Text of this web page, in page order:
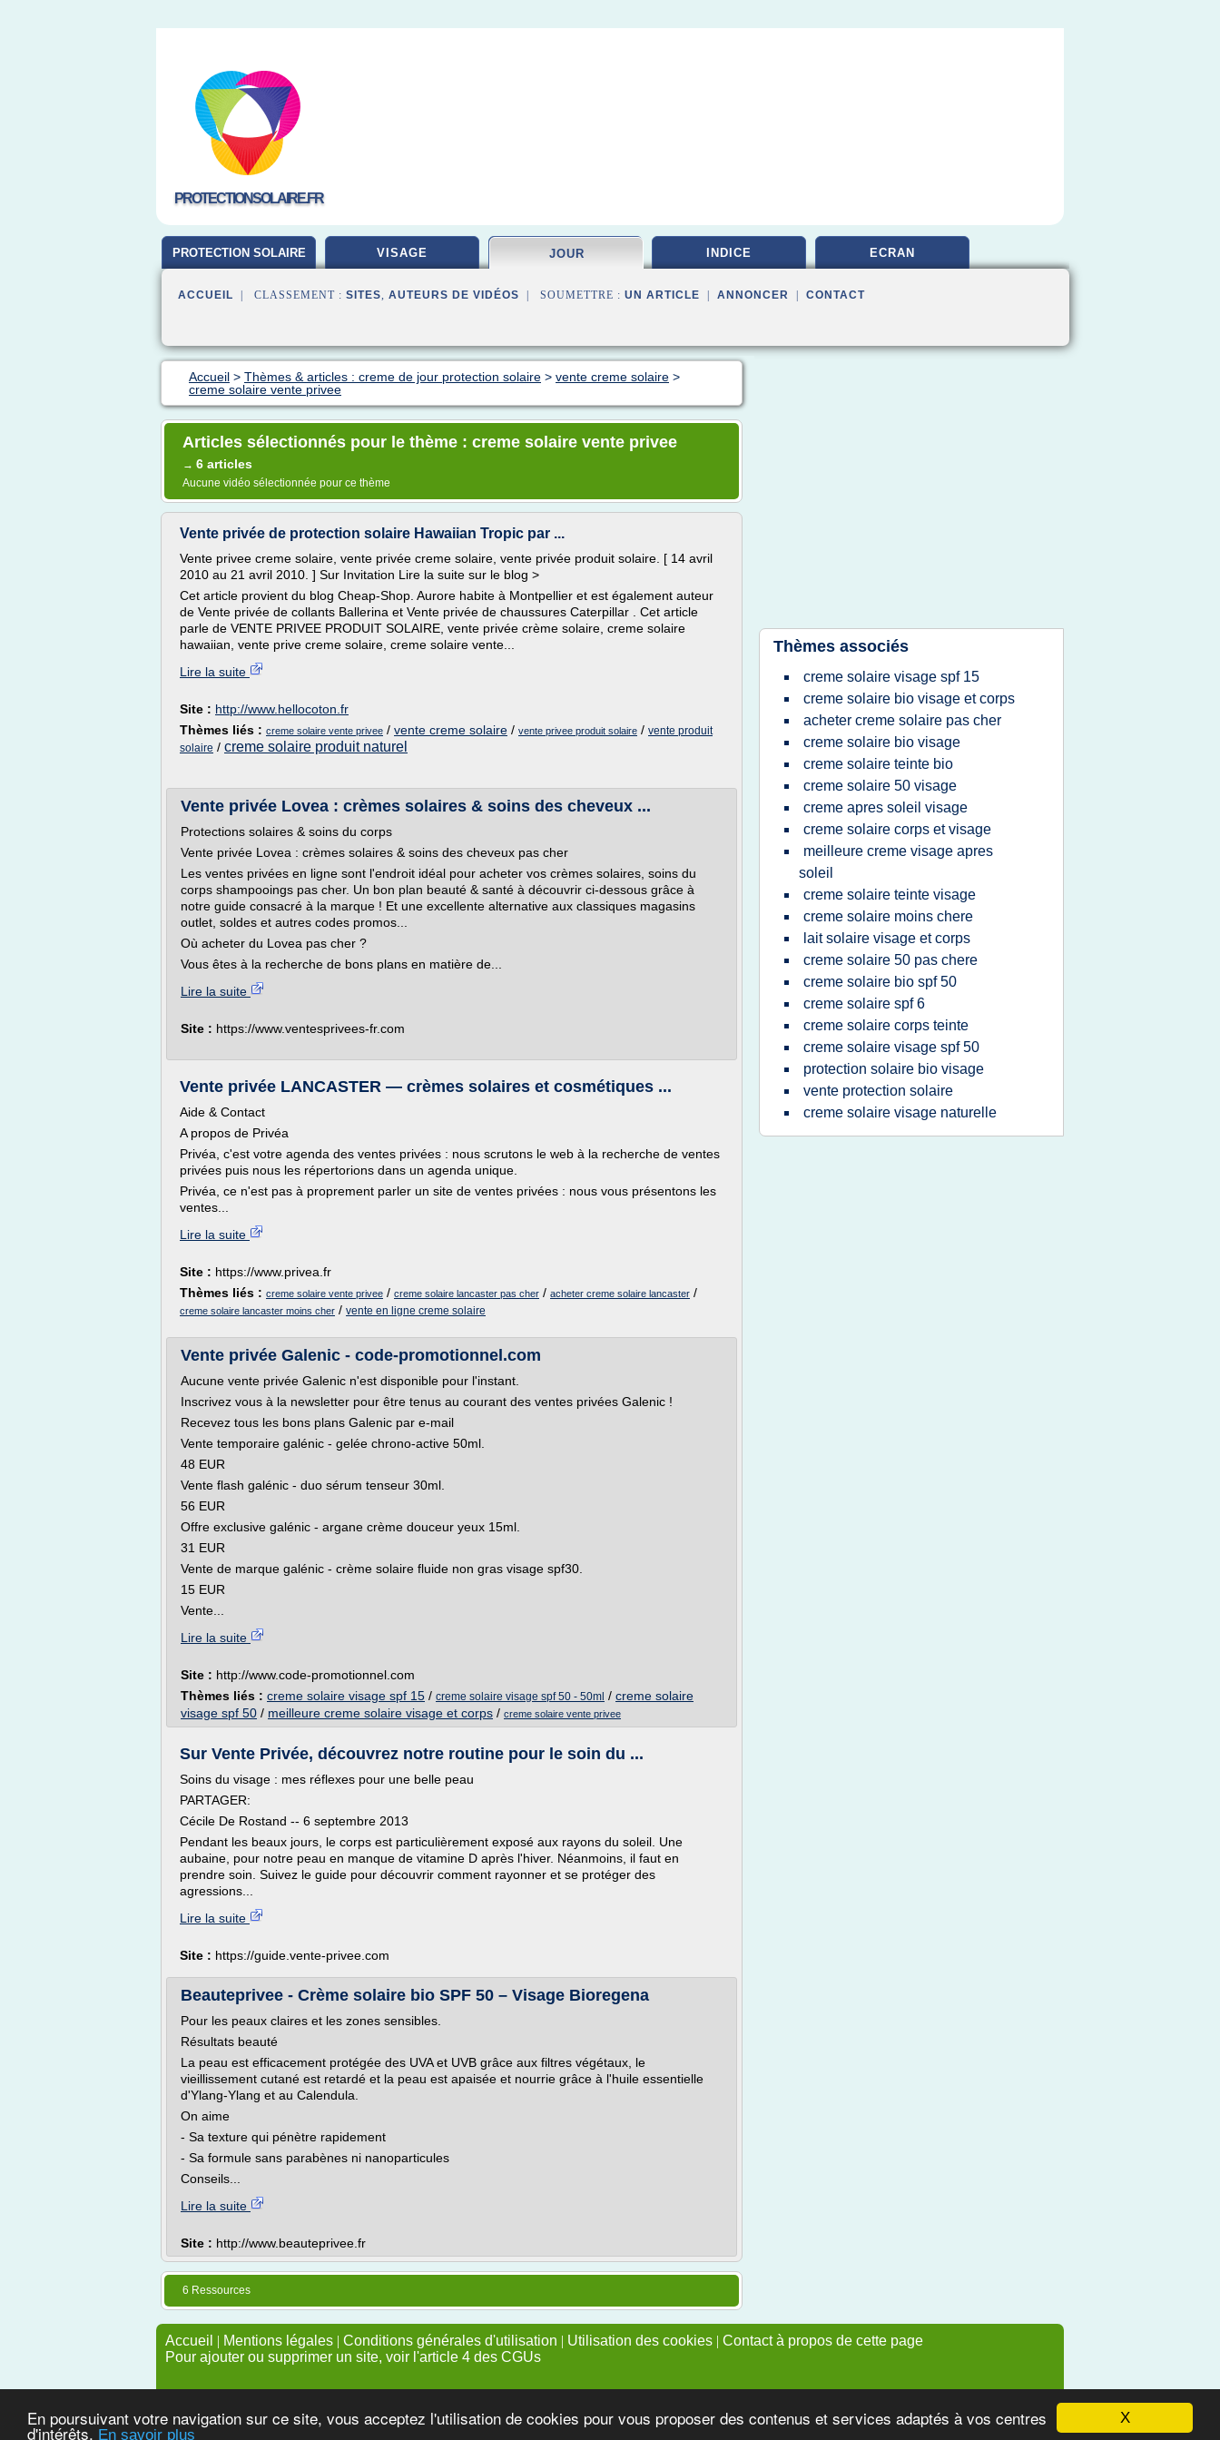
X
En poursuivant votre navigation sur ce site, vous acceptez l'utilisation de cookies pour vous proposer des contenus et services adaptés à vos centres
d'intérêts. En savoir plus
PROTECTIONSOLAIRE.FR
PROTECTION SOLAIRE VISAGE JOUR INDICE ECRAN
ACCUEIL | CLASSEMENT : SITES, AUTEURS DE VIDÉOS | SOUMETTRE : UN ARTICLE ANNONCER CONTACT
Accueil > Thèmes & articles : creme de jour protection solaire > vente creme solaire >
creme solaire vente privee
Articles sélectionnés pour le thème : creme solaire vente privee
→ 6 articles
Aucune vidéo sélectionnée pour ce thème
Vente privée de protection solaire Hawaiian Tropic par ...
Vente privee creme solaire, vente privée creme solaire, vente privée produit solaire. [ 14 avril
2010 au 21 avril 2010. ] Sur Invitation Lire la suite sur le blog >
Cet article provient du blog Cheap-Shop. Aurore habite à Montpellier et est également auteur
de Vente privée de collants Ballerina et Vente privée de chaussures Caterpillar . Cet article
parle de VENTE PRIVEE PRODUIT SOLAIRE, vente privée crème solaire, creme solaire
hawaiian, vente prive creme solaire, creme solaire vente...
Lire la suite
Site : http://www.hellocoton.fr
Thèmes liés : creme solaire vente privee / vente creme solaire / vente privee produit solaire / vente produit
solaire / creme solaire produit naturel
Vente privée Lovea : crèmes solaires & soins des cheveux ...
Protections solaires & soins du corps
Vente privée Lovea : crèmes solaires & soins des cheveux pas cher
Les ventes privées en ligne sont l'endroit idéal pour acheter vos crèmes solaires, soins du
corps shampooings pas cher. Un bon plan beauté & santé à découvrir ci-dessous grâce à
notre guide consacré à la marque ! Et une excellente alternative aux classiques magasins
outlet, soldes et autres codes promos...
Où acheter du Lovea pas cher ?
Vous êtes à la recherche de bons plans en matière de...
Lire la suite
Site : https://www.ventesprivees-fr.com
Vente privée LANCASTER — crèmes solaires et cosmétiques ...
Aide & Contact
A propos de Privéa
Privéa, c'est votre agenda des ventes privées : nous scrutons le web à la recherche de ventes
privées puis nous les répertorions dans un agenda unique.
Privéa, ce n'est pas à proprement parler un site de ventes privées : nous vous présentons les
ventes...
Lire la suite
Site : https://www.privea.fr
Thèmes liés : creme solaire vente privee / creme solaire lancaster pas cher / acheter creme solaire lancaster /
creme solaire lancaster moins cher / vente en ligne creme solaire
Vente privée Galenic - code-promotionnel.com
Aucune vente privée Galenic n'est disponible pour l'instant.
Inscrivez vous à la newsletter pour être tenus au courant des ventes privées Galenic !
Recevez tous les bons plans Galenic par e-mail
Vente temporaire galénic - gelée chrono-active 50ml.
48 EUR
Vente flash galénic - duo sérum tenseur 30ml.
56 EUR
Offre exclusive galénic - argane crème douceur yeux 15ml.
31 EUR
Vente de marque galénic - crème solaire fluide non gras visage spf30.
15 EUR
Vente...
Lire la suite
Site : http://www.code-promotionnel.com
Thèmes liés : creme solaire visage spf 15 / creme solaire visage spf 50 - 50ml / creme solaire
visage spf 50 / meilleure creme solaire visage et corps / creme solaire vente privee
Sur Vente Privée, découvrez notre routine pour le soin du ...
Soins du visage : mes réflexes pour une belle peau
PARTAGER:
Cécile De Rostand -- 6 septembre 2013
Pendant les beaux jours, le corps est particulièrement exposé aux rayons du soleil. Une
aubaine, pour notre peau en manque de vitamine D après l'hiver. Néanmoins, il faut en
prendre soin. Suivez le guide pour découvrir comment rayonner et se protéger des
agressions...
Lire la suite
Site : https://guide.vente-privee.com
Beauteprivee - Crème solaire bio SPF 50 – Visage Bioregena
Pour les peaux claires et les zones sensibles.
Résultats beauté
La peau est efficacement protégée des UVA et UVB grâce aux filtres végétaux, le
vieillissement cutané est retardé et la peau est apaisée et nourrie grâce à l'huile essentielle
d'Ylang-Ylang et au Calendula.
On aime
- Sa texture qui pénètre rapidement
- Sa formule sans parabènes ni nanoparticules
Conseils...
Lire la suite
Site : http://www.beauteprivee.fr
6 Ressources
Thèmes associés
creme solaire visage spf 15
creme solaire bio visage et corps
acheter creme solaire pas cher
creme solaire bio visage
creme solaire teinte bio
creme solaire 50 visage
creme apres soleil visage
creme solaire corps et visage
meilleure creme visage apres
soleil
creme solaire teinte visage
creme solaire moins chere
lait solaire visage et corps
creme solaire 50 pas chere
creme solaire bio spf 50
creme solaire spf 6
creme solaire corps teinte
creme solaire visage spf 50
protection solaire bio visage
vente protection solaire
creme solaire visage naturelle
Accueil | Mentions légales | Conditions générales d'utilisation | Utilisation des cookies | Contact à propos de cette page
Pour ajouter ou supprimer un site, voir l'article 4 des CGUs